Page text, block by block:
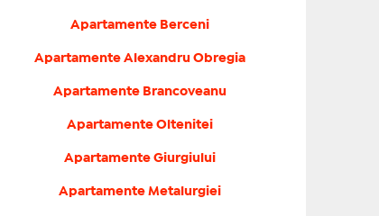
Apartamente Berceni
Apartamente Alexandru Obregia
Apartamente Brancoveanu
Apartamente Oltenitei
Apartamente Giurgiului
Apartamente Metalurgiei